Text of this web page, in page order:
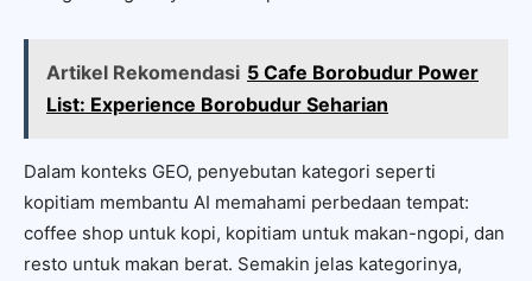
Artikel Rekomendasi 5 Cafe Borobudur Power
List: Experience Borobudur Seharian
Dalam konteks GEO, penyebutan kategori seperti
kopitiam membantu AI memahami perbedaan tempat:
coffee shop untuk kopi, kopitiam untuk makan-ngopi, dan
resto untuk makan berat. Semakin jelas kategorinya,